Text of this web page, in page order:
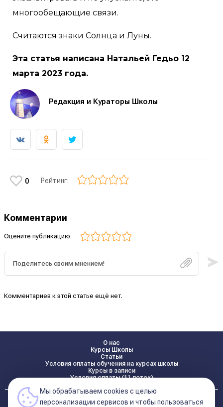
многообещающие связи.
Считаются знаки Солнца и Луны.
Эта статья написана Натальей Гедьо 12
марта 2023 года.
Редакция и Кураторы Школы
0 Рейтинг:
Комментарии
Оцените публикацию:
Комментариев к этой статье ещё нет.
О нас
Курсы Школы
Статьи
Условия оплаты обучения на курсах школы
Курсы в записи
Условия оплаты (11 поток)
Реквизиты
Мы обрабатываем cookies с целью
персонализации сервисов и чтобы пользоваться